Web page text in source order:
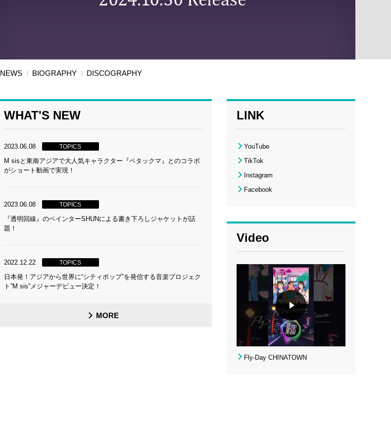
NEWS BIOGRAPHY DISCOGRAPHY
WHAT'S NEW
2023.06.08 TOPICS
M sisと東南アジアで大人気キャラクター『ベタックマ』とのコラボ
がショート動画で実現！
2023.06.08 TOPICS
『透明回線』のペインターSHUNによる書き下ろしジャケットが話
題！
2022.12.22 TOPICS
日本発！アジアから世界に“シティポップ”を発信する音楽プロジェク
ト”M sis”メジャーデビュー決定！
MORE
LINK
YouTube
TikTok
Instagram
Facebook
Video
Fly-Day CHINATOWN